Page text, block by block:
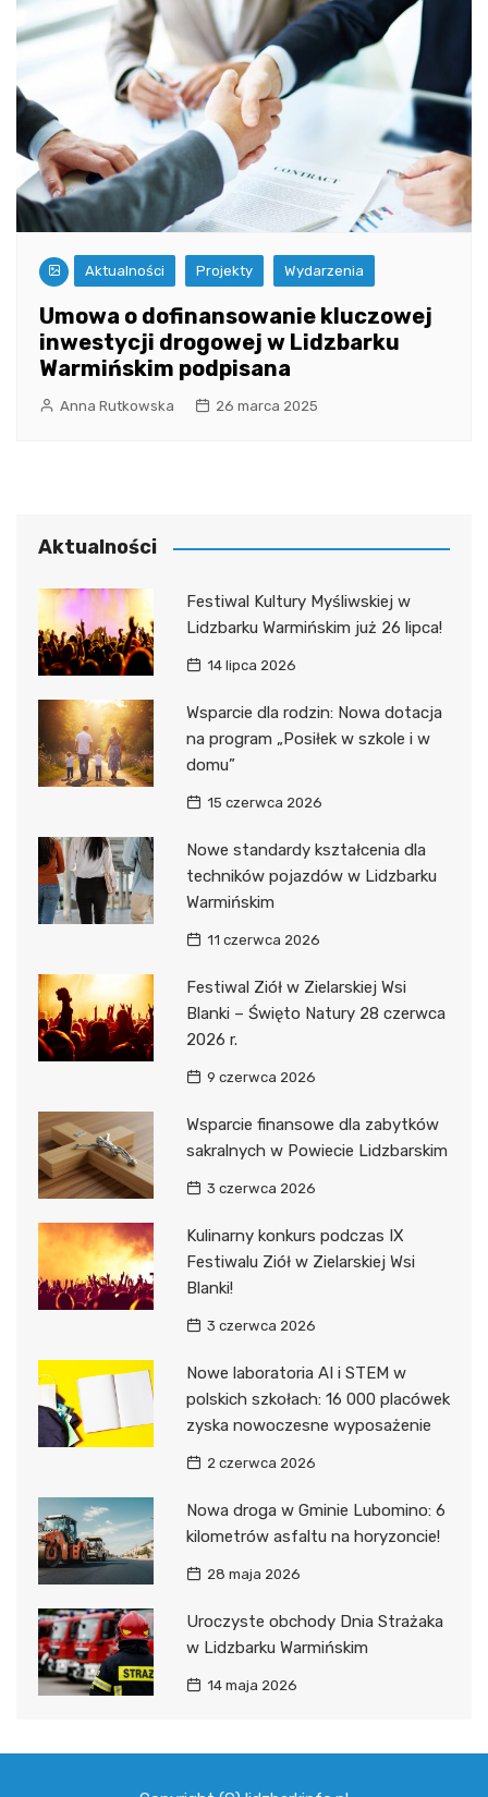
Aktualności Projekty Wydarzenia
Umowa o dofinansowanie kluczowej
inwestycji drogowej w Lidzbarku
Warmińskim podpisana
Anna Rutkowska 26 marca 2025
Aktualności
Festiwal Kultury Myśliwskiej w
Lidzbarku Warmińskim już 26 lipca!
14 lipca 2026
Wsparcie dla rodzin: Nowa dotacja
na program „Posiłek w szkole i w
domu”
15 czerwca 2026
Nowe standardy kształcenia dla
techników pojazdów w Lidzbarku
Warmińskim
11 czerwca 2026
Festiwal Ziół w Zielarskiej Wsi
Blanki – Święto Natury 28 czerwca
2026 r.
9 czerwca 2026
Wsparcie finansowe dla zabytków
sakralnych w Powiecie Lidzbarskim
3 czerwca 2026
Kulinarny konkurs podczas IX
Festiwalu Ziół w Zielarskiej Wsi
Blanki!
3 czerwca 2026
Nowe laboratoria AI i STEM w
polskich szkołach: 16 000 placówek
zyska nowoczesne wyposażenie
2 czerwca 2026
Nowa droga w Gminie Lubomino: 6
kilometrów asfaltu na horyzoncie!
28 maja 2026
Uroczyste obchody Dnia Strażaka
w Lidzbarku Warmińskim
14 maja 2026